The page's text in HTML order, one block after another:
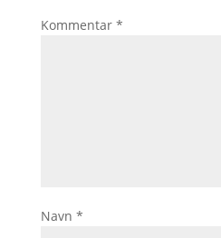
Kommentar *
Navn *